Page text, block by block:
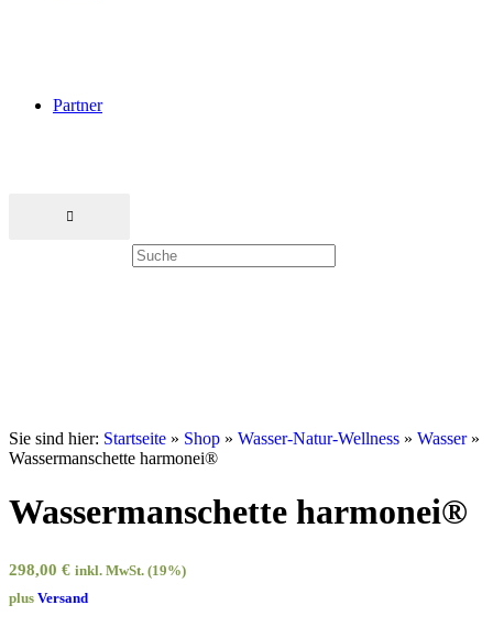
Partner
Sie sind hier: Startseite » Shop » Wasser-Natur-Wellness » Wasser »
Wassermanschette harmonei®
Wassermanschette harmonei®
298,00 € inkl. MwSt. (19%)
plus Versand